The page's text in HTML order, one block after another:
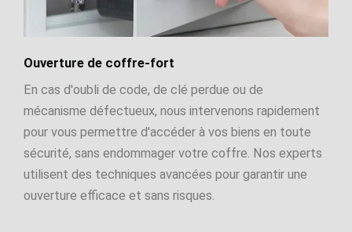
Ouverture de coffre-fort
En cas d'oubli de code, de clé perdue ou de
mécanisme défectueux, nous intervenons rapidement
pour vous permettre d'accéder à vos biens en toute
sécurité, sans endommager votre coffre. Nos experts
utilisent des techniques avancées pour garantir une
ouverture efficace et sans risques.